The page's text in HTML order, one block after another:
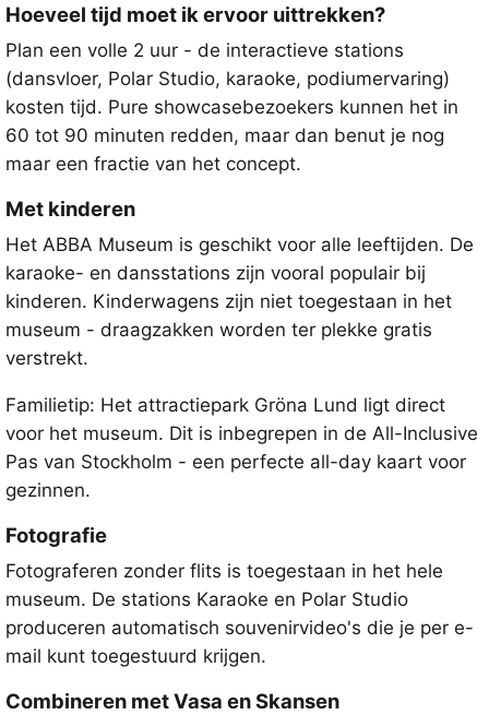
Hoeveel tijd moet ik ervoor uittrekken?
Plan een volle 2 uur - de interactieve stations
(dansvloer, Polar Studio, karaoke, podiumervaring)
kosten tijd. Pure showcasebezoekers kunnen het in
60 tot 90 minuten redden, maar dan benut je nog
maar een fractie van het concept.
Met kinderen
Het ABBA Museum is geschikt voor alle leeftijden. De
karaoke- en dansstations zijn vooral populair bij
kinderen. Kinderwagens zijn niet toegestaan in het
museum - draagzakken worden ter plekke gratis
verstrekt.
Familietip: Het attractiepark Gröna Lund ligt direct
voor het museum. Dit is inbegrepen in de All-Inclusive
Pas van Stockholm - een perfecte all-day kaart voor
gezinnen.
Fotografie
Fotograferen zonder flits is toegestaan in het hele
museum. De stations Karaoke en Polar Studio
produceren automatisch souvenirvideo's die je per e-
mail kunt toegestuurd krijgen.
Combineren met Vasa en Skansen